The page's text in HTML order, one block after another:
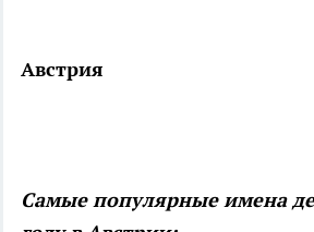
Австрия
Самые популярные имена